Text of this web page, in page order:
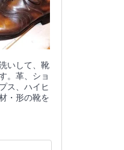
いして、靴
。革、ショ
ス、ハイヒ
・形の靴を